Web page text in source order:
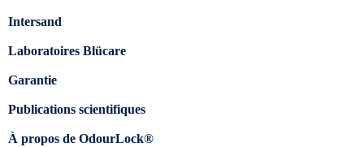
Intersand
Laboratoires Blücare
Garantie
Publications scientifiques
À propos de OdourLock®